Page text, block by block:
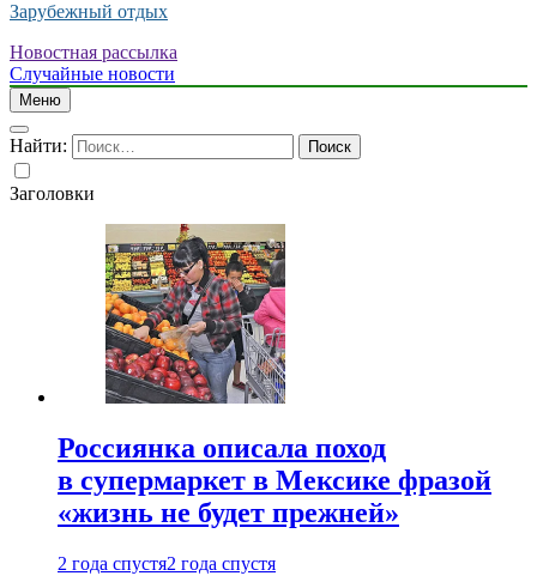
Зарубежный отдых
Новостная рассылка
Случайные новости
Меню
Найти:
Заголовки
Россиянка описала поход
в супермаркет в Мексике фразой
«жизнь не будет прежней»
2 года спустя2 года спустя